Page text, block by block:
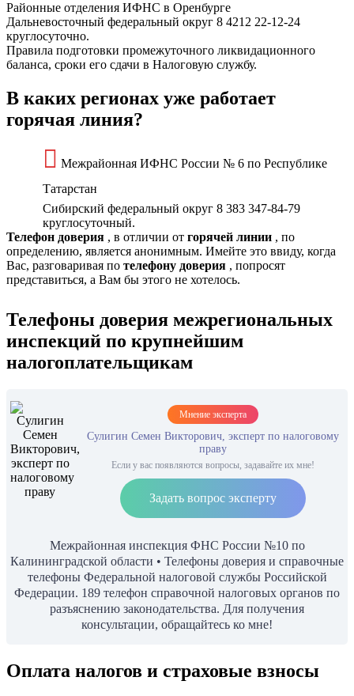
Районные отделения ИФНС в Оренбурге
Дальневосточный федеральный округ 8 4212 22-12-24
круглосуточно.
Правила подготовки промежуточного ликвидационного
баланса, сроки его сдачи в Налоговую службу.
В каких регионах уже работает
горячая линия?
Межрайонная ИФНС России № 6 по Республике
Татарстан
Сибирский федеральный округ 8 383 347-84-79
круглосуточный.
Телефон доверия , в отличии от горячей линии , по
определению, является анонимным. Имейте это ввиду, когда
Вас, разговаривая по телефону доверия , попросят
представиться, а Вам бы этого не хотелось.
Телефоны доверия межрегиональных
инспекций по крупнейшим
налогоплательщикам
Мнение эксперта
Сулигин Семен Викторович, эксперт по налоговому
праву
Если у вас появляются вопросы, задавайте их мне!
Задать вопрос эксперту
Межрайонная инспекция ФНС России №10 по
Калининградской области • Телефоны доверия и справочные
телефоны Федеральной налоговой службы Российской
Федерации. 189 телефон справочной налоговых органов по
разъяснению законодательства. Для получения
консультации, обращайтесь ко мне!
Оплата налогов и страховые взносы